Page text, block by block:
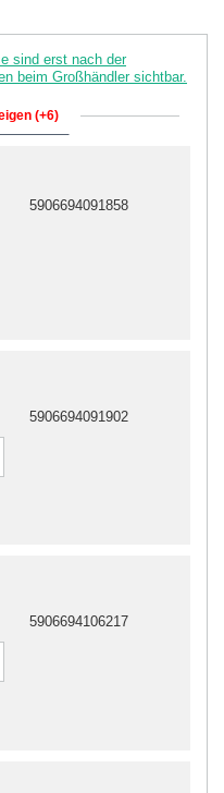
sind erst nach der
beim Großhändler sichtbar.
(+6)
5906694091902
5906694106217
5906694091858